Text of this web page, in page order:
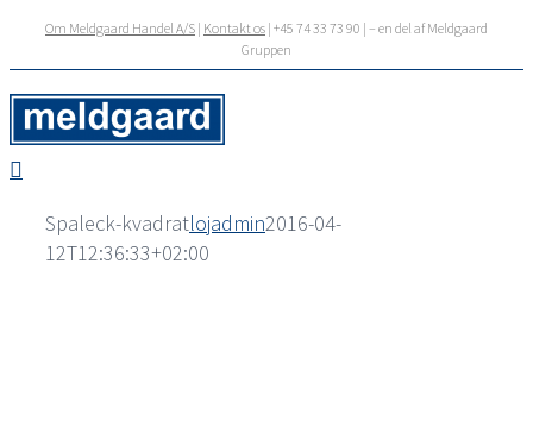
Om Meldgaard Handel A/S | Kontakt os | +45 74 33 73 90 | – en del af Meldgaard
Gruppen
Spaleck-kvadratlojadmin2016-04-
12T12:36:33+02:00